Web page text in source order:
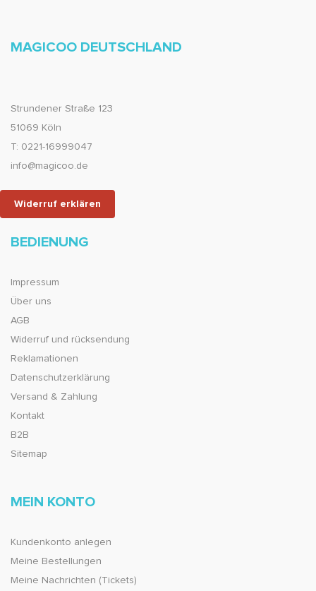
MAGICOO DEUTSCHLAND
Strundener Straße 123
51069 Köln
T: 0221-16999047
info@magicoo.de
Widerruf erklären
BEDIENUNG
Impressum
Über uns
AGB
Widerruf und rücksendung
Reklamationen
Datenschutzerklärung
Versand & Zahlung
Kontakt
B2B
Sitemap
MEIN KONTO
Kundenkonto anlegen
Meine Bestellungen
Meine Nachrichten (Tickets)